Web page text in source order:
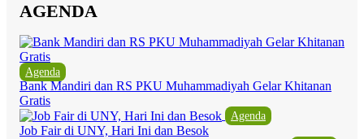
AGENDA
Agenda
Bank Mandiri dan RS PKU Muhammadiyah Gelar Khitanan
Gratis
Agenda
Job Fair di UNY, Hari Ini dan Besok